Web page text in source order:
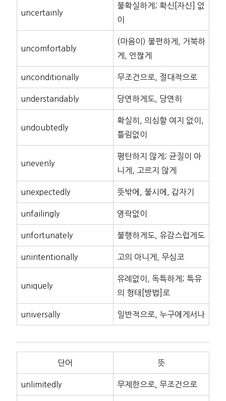
uncertainly
불확실하게; 확신[자신] 없
이
uncomfortably
(마음이) 불편하게, 거북하
게, 언짢게
unconditionally 무조건으로, 절대적으로
understandably 당연하게도, 당연히
undoubtedly
확실히, 의심할 여지 없이,
틀림없이
unevenly
평탄하지 않게; 균질이 아
니게, 고르지 않게
unexpectedly 뜻밖에, 불시에, 갑자기
unfailingly 영락없이
unfortunately 불행하게도, 유감스럽게도
unintentionally 고의 아니게, 무심코
uniquely
유례없이, 독특하게; 특유
의 형태[방법]로
universally 일반적으로, 누구에게서나
단어 뜻
unlimitedly 무제한으로, 무조건으로